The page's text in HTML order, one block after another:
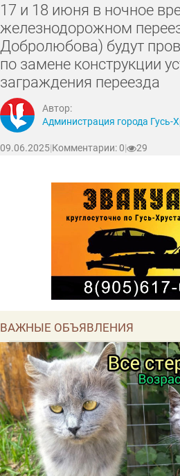
17 и 18 июня в ночное
железнодорожном
Добролюбова) будут
по замене конструкции
заграждения переезда
Автор:
Администрация города Гусь-
09.06.2025|Комментарии: 0| 29
ВАЖНЫЕ ОБЪЯВЛЕНИЯ